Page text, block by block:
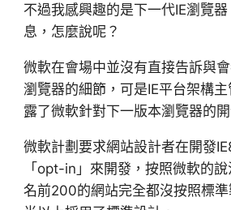
不過我感興趣的是下一代IE瀏覽
息，怎麼說呢？
微軟在會場中並沒有直接告訴與
瀏覽器的細節，可是IE平台架構
露了微軟針對下一版本瀏覽器的開
微軟計劃要求網站設計者在開發
「opt-in」來開發，按照微軟的
名前200的網站完全都沒按照標